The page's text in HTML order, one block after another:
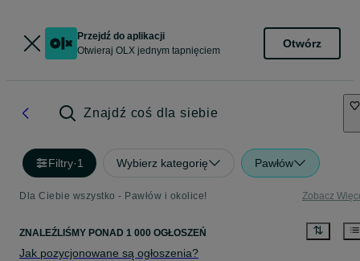
Przejdź do aplikacji
Otwieraj OLX jednym tapnięciem
Otwórz
Znajdź coś dla siebie
Filtry·1 Wybierz kategorię Pawłów
Dla Ciebie wszystko - Pawłów i okolice! Zobacz
ZNALEŹLIŚMY PONAD 1 000 OGŁOSZEŃ
Jak pozycjonowane są ogłoszenia?